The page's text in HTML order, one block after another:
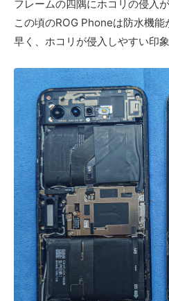
フレームの四隅にホコリの侵入が
この頃のROG Phoneは防水機
早く、ホコリが侵入しやすい印象